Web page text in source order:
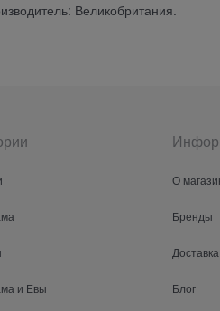
Великобритания.
и Евы
О
Бренды
Блог